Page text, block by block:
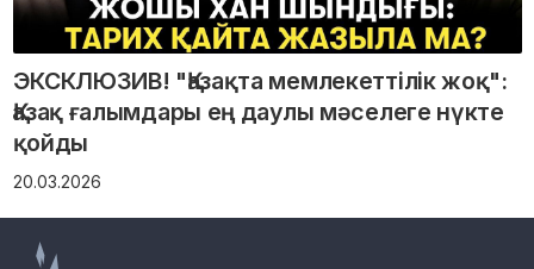
ЭКСКЛЮЗИВ! "Қазақта мемлекеттілік жоқ":
Қазақ ғалымдары ең даулы мәселеге нүкте
қойды
20.03.2026